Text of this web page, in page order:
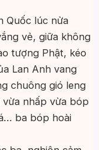
Quốc lúc nửa
vẻ, giữa không
tượng Phật, kéo
Lan Anh vang
chuông gió leng
vừa nhấp vừa bóp
ba bóp hoài